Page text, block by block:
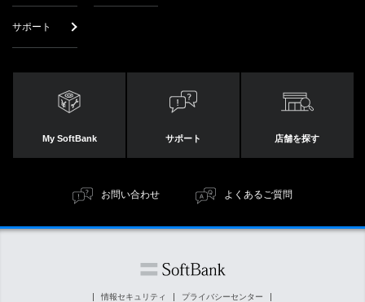
サポート
My SoftBank サポート 店舗を探す
お問い合わせ よくあるご質問
情報セキュリティ プライバシーセンター